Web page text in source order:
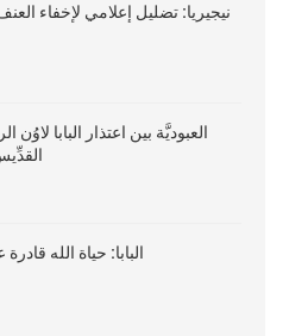
نيجيريا: تضليل إعلامي لإخفاء
العبوديَّة بين اعتذار البابا
البابا: حياة الله